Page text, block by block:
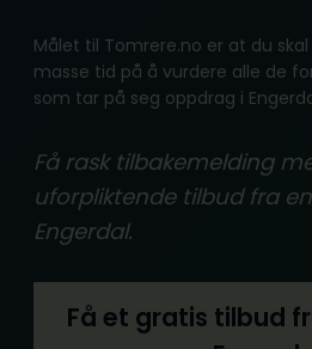
Målet til Tomrere.no er at du
masse tid på å vurdere alle de
som tar på seg oppdrag i
Få rask tilbakemelding
uforpliktende tilbud fra
Engerdal.
Få et gratis tilbud